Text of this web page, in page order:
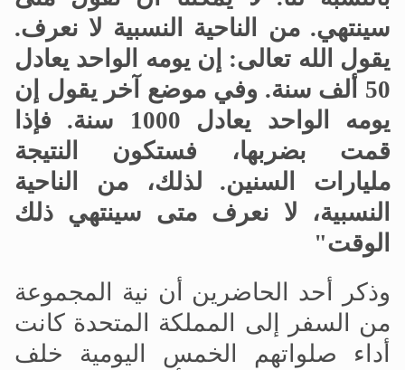
سينتهي. من الناحية النسبية لا نعرف.
يقول الله تعالى: إن يومه الواحد يعادل
50 ألف سنة. وفي موضع آخر يقول إن
يومه الواحد يعادل 1000 سنة. فإذا
قمت بضربها، فستكون النتيجة
مليارات السنين. لذلك، من الناحية
النسبية، لا نعرف متى سينتهي ذلك
الوقت"
وذكر أحد الحاضرين أن نية المجموعة
من السفر إلى المملكة المتحدة كانت
أداء صلواتهم الخمس اليومية خلف